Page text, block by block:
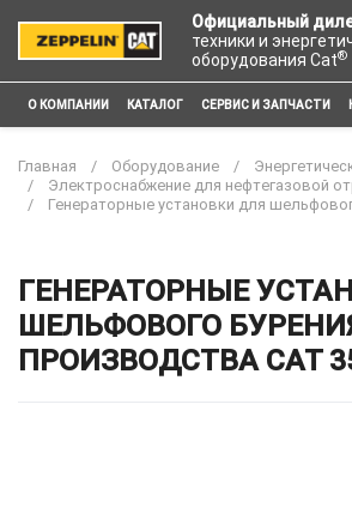
Официальный
техники и
оборудования Cat®
О КОМПАНИИ КАТАЛОГ СЕРВИС И ЗАПЧАСТИ
Главная Оборудование
Электроснабжение для нефтегазовой
Генераторные установки для
ГЕНЕРАТОРНЫЕ
ШЕЛЬФОВОГО
ПРОИЗВОДСТВА CAT